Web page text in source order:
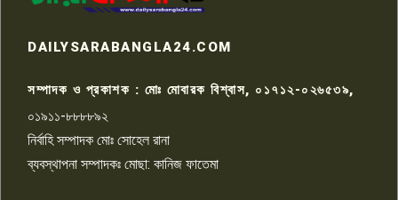
রাজশাহীতে সন্ত্রাসী হামলায় গুরুতর
৯
চাঁদাবাজি ও হয়রানির অভিযোগ
DAILYSARABANGLA24.COM
সম্পাদক ও প্রকাশক : মোঃ মোবারক বিশ্বাস, ০১৭১২-০২৬৫৩৯,
০১৯১১-৮৮৮৮৯২
নির্বাহি সম্পাদক মোঃ সোহেল রানা
ব্যবস্থাপনা সম্পাদকঃ মোছা: কানিজ ফাতেমা